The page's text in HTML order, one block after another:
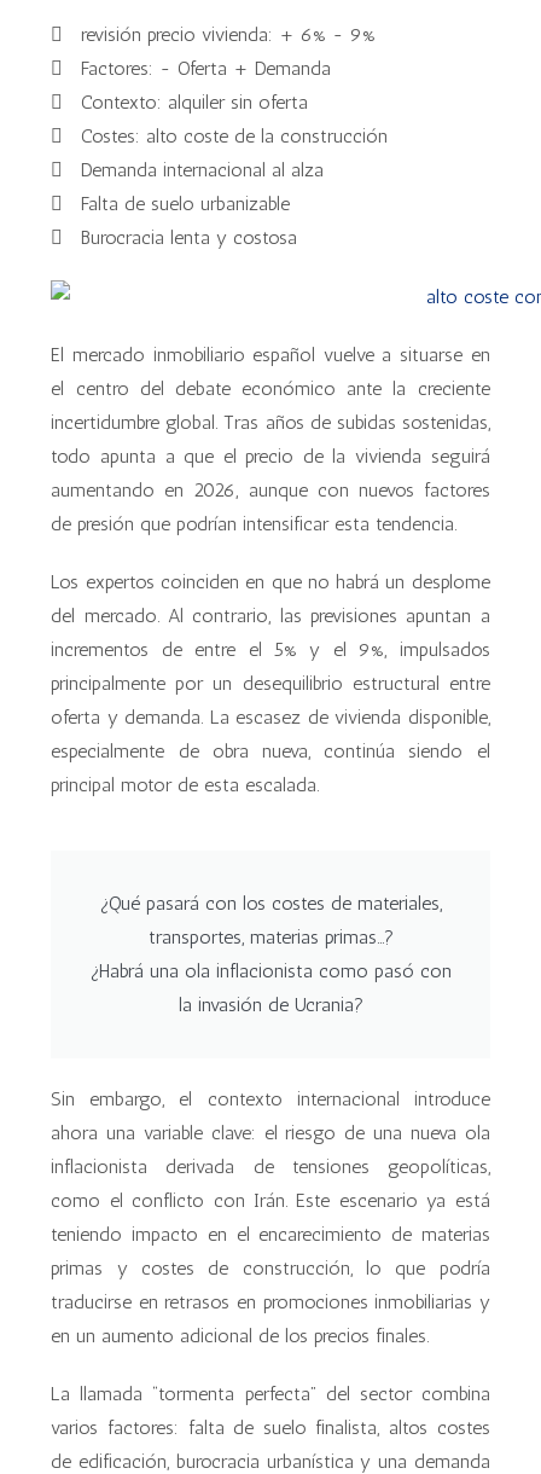
revisión precio vivienda: + 6% - 9%
Factores: - Oferta + Demanda
Contexto: alquiler sin oferta
Costes: alto coste de la construcción
Demanda internacional al alza
Falta de suelo urbanizable
Burocracia lenta y costosa
El mercado inmobiliario español vuelve a situarse en
el centro del debate económico ante la creciente
incertidumbre global. Tras años de subidas sostenidas,
todo apunta a que el precio de la vivienda seguirá
aumentando en 2026, aunque con nuevos factores
de presión que podrían intensificar esta tendencia.
Los expertos coinciden en que no habrá un desplome
del mercado. Al contrario, las previsiones apuntan a
incrementos de entre el 5% y el 9%, impulsados
principalmente por un desequilibrio estructural entre
oferta y demanda. La escasez de vivienda disponible,
especialmente de obra nueva, continúa siendo el
principal motor de esta escalada.
¿Qué pasará con los costes de materiales,
transportes, materias primas...?
¿Habrá una ola inflacionista como pasó con
la invasión de Ucrania?
Sin embargo, el contexto internacional introduce
ahora una variable clave: el riesgo de una nueva ola
inflacionista derivada de tensiones geopolíticas,
como el conflicto con Irán. Este escenario ya está
teniendo impacto en el encarecimiento de materias
primas y costes de construcción, lo que podría
traducirse en retrasos en promociones inmobiliarias y
en un aumento adicional de los precios finales.
La llamada “tormenta perfecta” del sector combina
varios factores: falta de suelo finalista, altos costes
de edificación, burocracia urbanística y una demanda